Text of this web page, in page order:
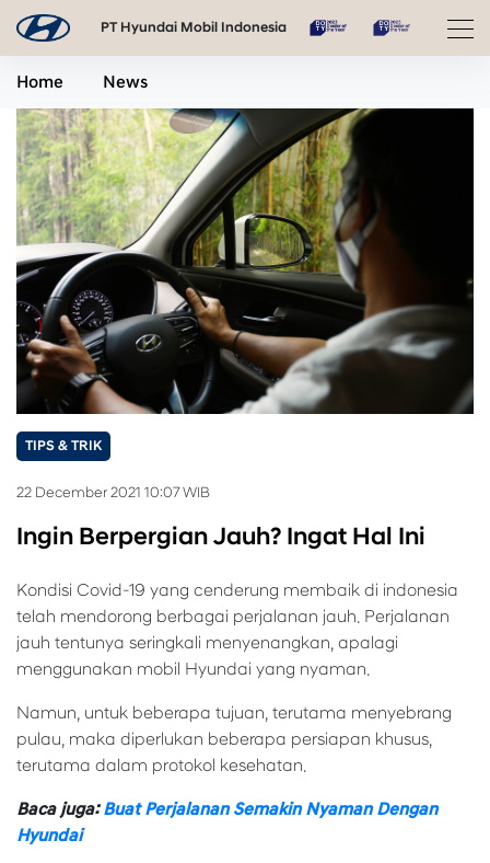
PT Hyundai Mobil Indonesia
Home News
TIPS & TRIK
22 December 2021 10:07 WIB
Ingin Berpergian Jauh? Ingat Hal Ini
Kondisi Covid-19 yang cenderung membaik di indonesia
telah mendorong berbagai perjalanan jauh. Perjalanan
jauh tentunya seringkali menyenangkan, apalagi
menggunakan mobil Hyundai yang nyaman.
Namun, untuk beberapa tujuan, terutama menyebrang
pulau, maka diperlukan beberapa persiapan khusus,
terutama dalam protokol kesehatan.
Baca juga:Buat Perjalanan Semakin Nyaman Dengan
Hyundai